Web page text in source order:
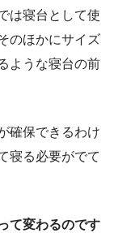
は寝台として使
のほかにサイズ
ような寝台の前
確保できるわけ
寝る必要がでて
て変わるのです